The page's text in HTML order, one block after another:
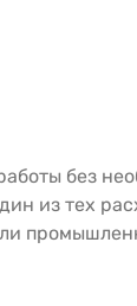
без
из тех